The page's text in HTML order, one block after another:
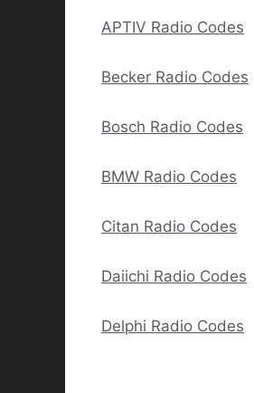
APTIV Radio Codes
Becker Radio Codes
Bosch Radio Codes
BMW Radio Codes
Citan Radio Codes
Daiichi Radio Codes
Delphi Radio Codes